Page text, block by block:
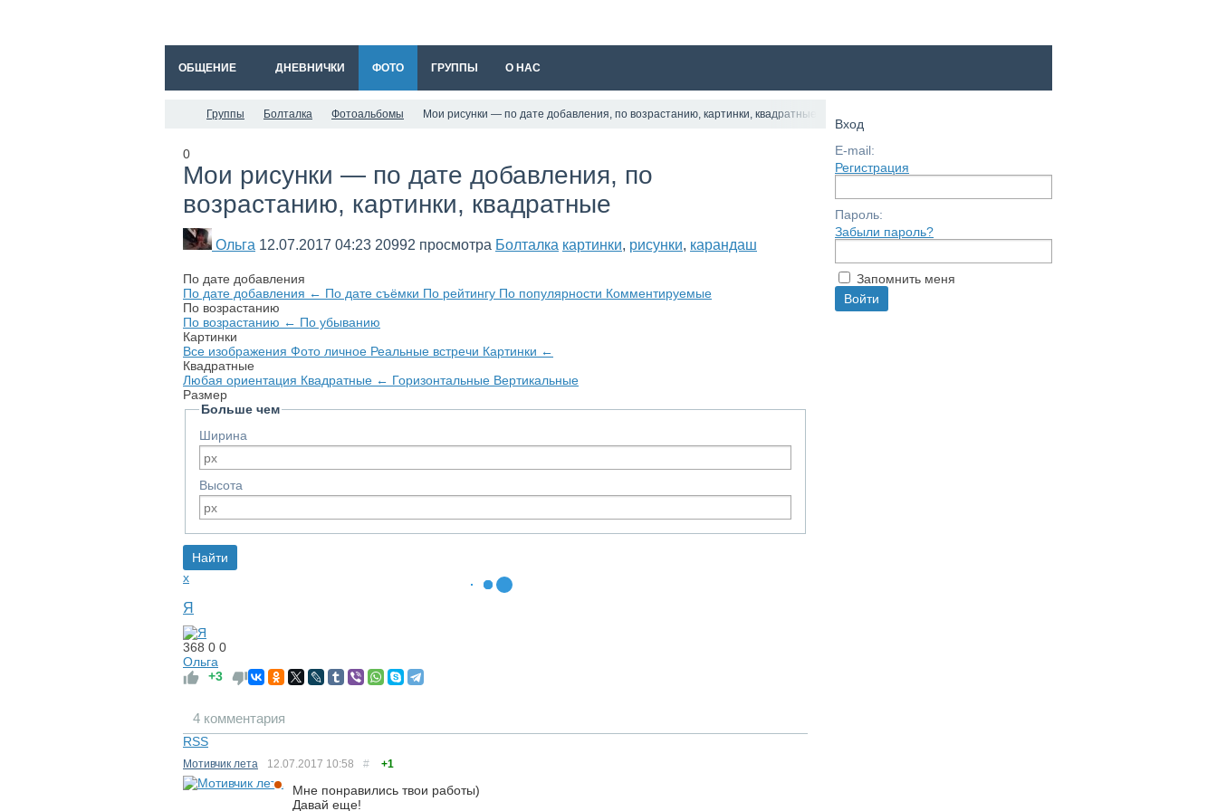
ОБЩЕНИЕ ДНЕВНИЧКИ ФОТО ГРУППЫ О НАС
Группы Болталка Фотоальбомы Мои рисунки — по дате добавления, по возрастанию, картинки, квадратные
0
Мои рисунки — по дате добавления, по
возрастанию, картинки, квадратные
Ольга 12.07.2017 04:23 20992 просмотра Болталка картинки, рисунки, карандаш
По дате добавления
По дате добавления ← По дате съёмки По рейтингу По популярности Комментируемые
По возрастанию
По возрастанию ← По убыванию
Картинки
Все изображения Фото личное Реальные встречи Картинки ←
Квадратные
Любая ориентация Квадратные ← Горизонтальные Вертикальные
Размер
Больше чем
Ширина
Высота
x
Я
368 0 0
Ольга
+3
4 комментария
RSS
Мотивчик лета 12.07.2017 10:58 # +1
Мне понравились твои работы)
Давай еще!
Вход
E-mail:
Регистрация
Пароль:
Забыли пароль?
Запомнить меня